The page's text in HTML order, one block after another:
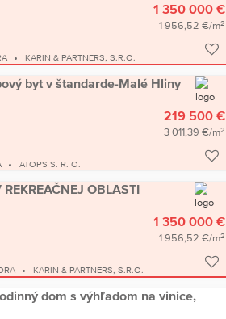
1 350 000 €
1 956,52 €/m2
KARIN & PARTNERS, S.R.O.
byt v štandarde-Malé Hliny
219 500 €
3 011,39 €/m2
ATOPS S. R. O.
OBLASTI
1 350 000 €
1 956,52 €/m2
KARIN & PARTNERS, S.R.O.
dom s výhľadom na vinice,